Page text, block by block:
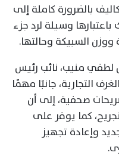
بالضرورة كاملة إلى
وسيلة لرد جزء
السبيكة وحالتها.
منيب، نائب رئيس
التجارية، جانبًا مهمًا
صحفية، إلى أن
كما يوفر على
وإعادة تجهيز